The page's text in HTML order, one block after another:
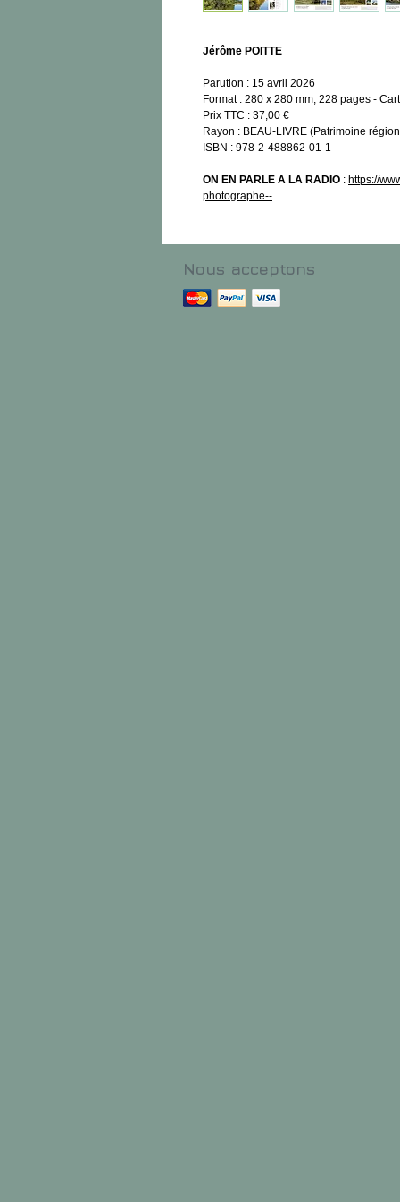
Jérôme POITTE
Parution : 15 avril 2026
Format : 280 x 280 mm, 228 pages -
Prix TTC : 37,00 €
Rayon : BEAU-LIVRE (Patrimoine
ISBN : 978-2-488862-01-1
ON EN PARLE A LA RADIO : https://
photographe--
Nous acceptons